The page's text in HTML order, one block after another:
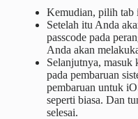
Kemudian, pilih tab
Setelah itu Anda
passcode pada
Anda akan
Selanjutnya, masuk
pada pembaruan
pembaruan untuk
seperti biasa. Dan
selesai.